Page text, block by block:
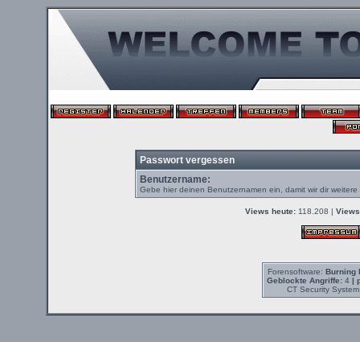
Passwort vergessen
Benutzername:
Gebe hier deinen Benutzernamen ein, damit wir dir
Views heute:118.208 |
Forensoftware: Burning
Geblockte Angriffe:4 |
CT Security